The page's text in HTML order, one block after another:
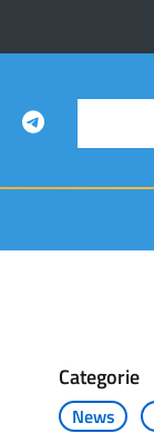
Categorie
News